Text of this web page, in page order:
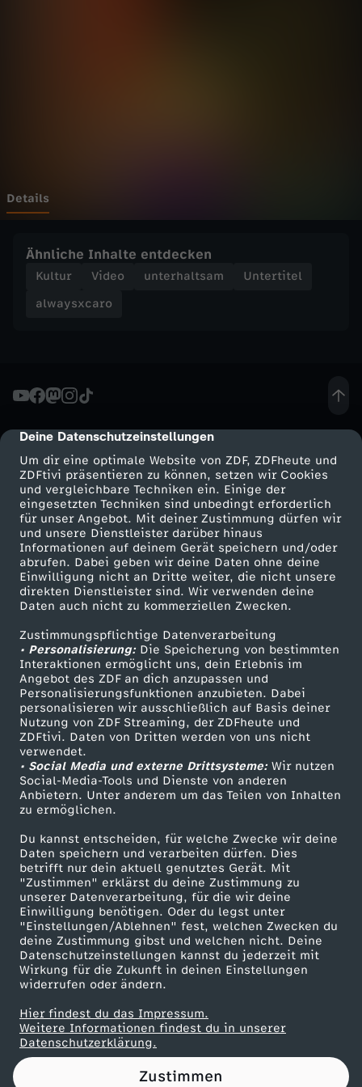
cmp-dialog-description
Deine Datenschutzeinstellungen
Um dir eine optimale Website von ZDF, ZDFheute und
ZDFtivi präsentieren zu können, setzen wir Cookies
und vergleichbare Techniken ein. Einige der
eingesetzten Techniken sind unbedingt erforderlich
für unser Angebot. Mit deiner Zustimmung dürfen wir
und unsere Dienstleister darüber hinaus
Informationen auf deinem Gerät speichern und/oder
abrufen. Dabei geben wir deine Daten ohne deine
Einwilligung nicht an Dritte weiter, die nicht unsere
direkten Dienstleister sind. Wir verwenden deine
Daten auch nicht zu kommerziellen Zwecken.
Zustimmungspflichtige Datenverarbeitung
• Personalisierung:Die Speicherung von bestimmten
Interaktionen ermöglicht uns, dein Erlebnis im
Angebot des ZDF an dich anzupassen und
Personalisierungsfunktionen anzubieten. Dabei
personalisieren wir ausschließlich auf Basis deiner
Nutzung von ZDF Streaming, der ZDFheute und
ZDFtivi. Daten von Dritten werden von uns nicht
verwendet.
• Social Media und externe Drittsysteme:Wir nutzen
Social-Media-Tools und Dienste von anderen
Anbietern. Unter anderem um das Teilen von Inhalten
zu ermöglichen.
Du kannst entscheiden, für welche Zwecke wir deine
Daten speichern und verarbeiten dürfen. Dies
betrifft nur dein aktuell genutztes Gerät. Mit
"Zustimmen" erklärst du deine Zustimmung zu
unserer Datenverarbeitung, für die wir deine
Einwilligung benötigen. Oder du legst unter
"Einstellungen/Ablehnen" fest, welchen Zwecken du
deine Zustimmung gibst und welchen nicht. Deine
Datenschutzeinstellungen kannst du jederzeit mit
Wirkung für die Zukunft in deinen Einstellungen
widerrufen oder ändern.
Hier findest du das Impressum.
Weitere Informationen findest du in unserer
Datenschutzerklärung.
Zustimmen
8
D
i
e
,
d
i
e
i
c
h
a
n
H
O
R
R
O
R
F
I
Details
Ähnliche Inhalte entdecken
Kultur Video unterhaltsam
Untertitel
alwaysxcaro
Mehr ZDF
ZDF-Apps
Smart TV
ZDFtext
Livestreams
Sendungen A-Z
TV-Programm
Service
ZDFmitreden
Kontakt zum ZDF
Tickets
Zuschauerservice
Hilfe
ZDF Unternehmen
Karriere
ZDF goes Schule
Werbefernsehen
Mainzelmännchen
Partner